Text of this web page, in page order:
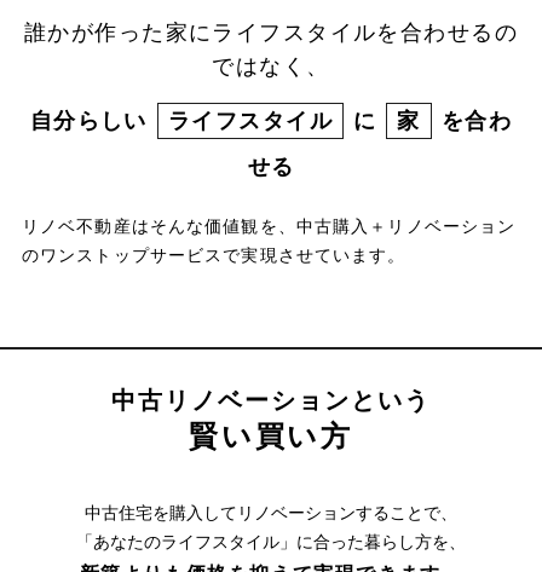
誰かが作った家にライフスタイルを合わせるの
ではなく、
自分らしい ライフスタイル に 家
を合わ
せる
リノベ不動産はそんな価値観を、中古購入＋リノベーション
のワンストップサービスで実現させています。
中古リノベーションという
賢い買い方
中古住宅を購入してリノベーションすることで、
「あなたのライフスタイル」に合った暮らし方を、